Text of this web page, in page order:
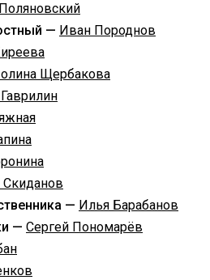
— Иван Породнов
Щербакова
Скиданов
— Илья Барабанов
— Сергей Пономарёв